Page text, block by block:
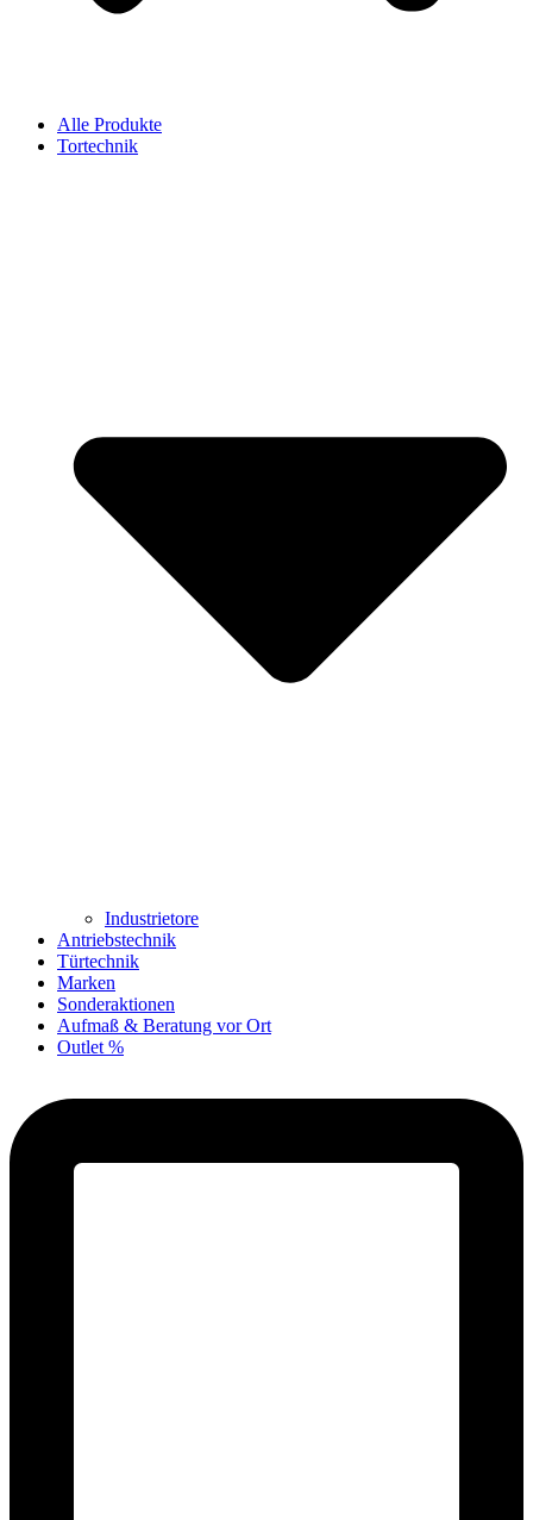
Alle Produkte
Tortechnik
Industrietore
Antriebstechnik
Türtechnik
Marken
Sonderaktionen
Aufmaß & Beratung vor Ort
Outlet %